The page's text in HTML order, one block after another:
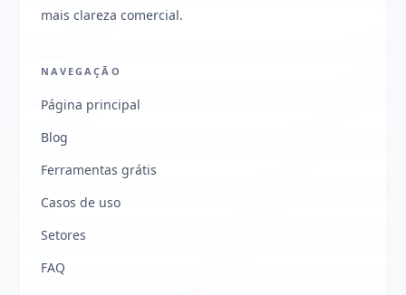
mais clareza comercial.
NAVEGAÇÃO
Página principal
Blog
Ferramentas grátis
Casos de uso
Setores
FAQ